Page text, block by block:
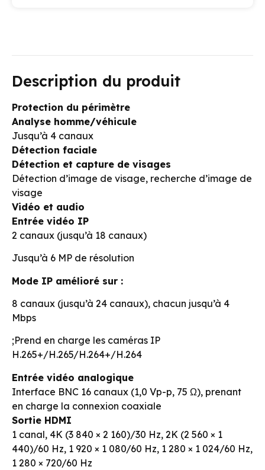
Description du produit
Protection du périmètre
Analyse homme/véhicule
Jusqu’à 4 canaux
Détection faciale
Détection et capture de visages
Détection d’image de visage, recherche d’image de
visage
Vidéo et audio
Entrée vidéo IP
2 canaux (jusqu’à 18 canaux)
Jusqu’à 6 MP de résolution
Mode IP amélioré sur :
8 canaux (jusqu’à 24 canaux), chacun jusqu’à 4
Mbps
;Prend en charge les caméras IP
H.265+/H.265/H.264+/H.264
Entrée vidéo analogique
Interface BNC 16 canaux (1,0 Vp-p, 75 Ω), prenant
en charge la connexion coaxiale
Sortie HDMI
1 canal, 4K (3 840 × 2 160)/30 Hz, 2K (2 560 × 1
440)/60 Hz, 1 920 × 1 080/60 Hz, 1 280 × 1 024/60 Hz,
1 280 × 720/60 Hz